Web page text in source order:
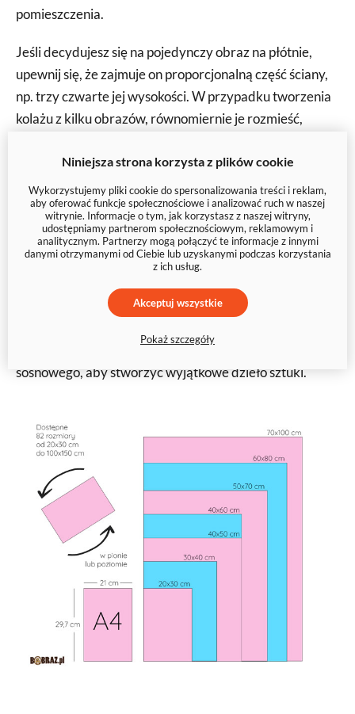
pomieszczenia.
Jeśli decydujesz się na pojedynczy obraz na płótnie,
upewnij się, że zajmuje on proporcjonalną część ściany,
np. trzy czwarte jej wysokości. W przypadku tworzenia
kolażu z kilku obrazów, równomiernie je rozmieść,
obrazków, rozważ dodanie dodatkowej przestrzeni
między nimi, aby zachować równowagę w kompozycji.
Nie zwlekaj, wybierz najlepsze zdjęcia z Twojej kolekcji i
stwórz unikatową ozdobę, która wzbogaci Twoje
Wykorzystujemy solidne ramy z prawdziwego drewna
sosnowego, aby stworzyć wyjątkowe dzieło sztuki.
Niniejsza strona korzysta z plików cookie
Wykorzystujemy pliki cookie do spersonalizowania treści i reklam,
aby oferować funkcje społecznościowe i analizować ruch w naszej
witrynie. Informacje o tym, jak korzystasz z naszej witryny,
udostępniamy partnerom społecznościowym, reklamowym i
analitycznym. Partnerzy mogą połączyć te informacje z innymi
danymi otrzymanymi od Ciebie lub uzyskanymi podczas korzystania
z ich usług.
Akceptuj wszystkie
Pokaż szczegóły